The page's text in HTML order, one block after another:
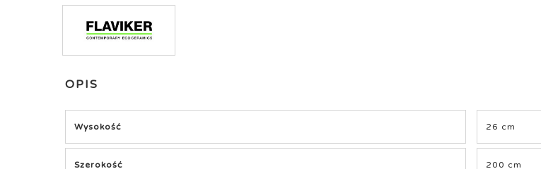
OPIS
Wysokość 26 cm
Szerokość 200 cm